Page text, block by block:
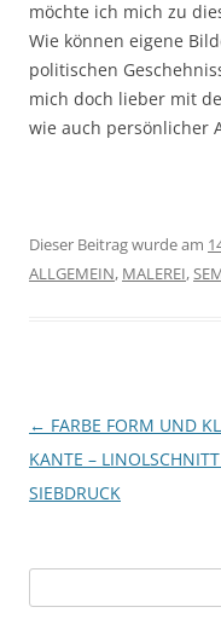
möchte ich mich zu
Wie können eigene
politischen
mich doch lieber mit
wie auch persönlicher
Dieser Beitrag wurde am
ALLGEMEIN, MALEREI,
Beitragsnavigation
← FARBE FORM UND
KANTE –
SIEBDRUCK
nach: